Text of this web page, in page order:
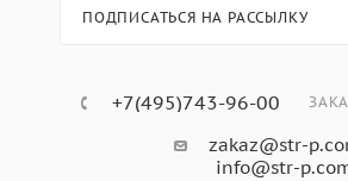
ПОДПИСАТЬСЯ НА РАССЫЛКУ
+7(495)743-96-00
zakaz@str-
info@str-